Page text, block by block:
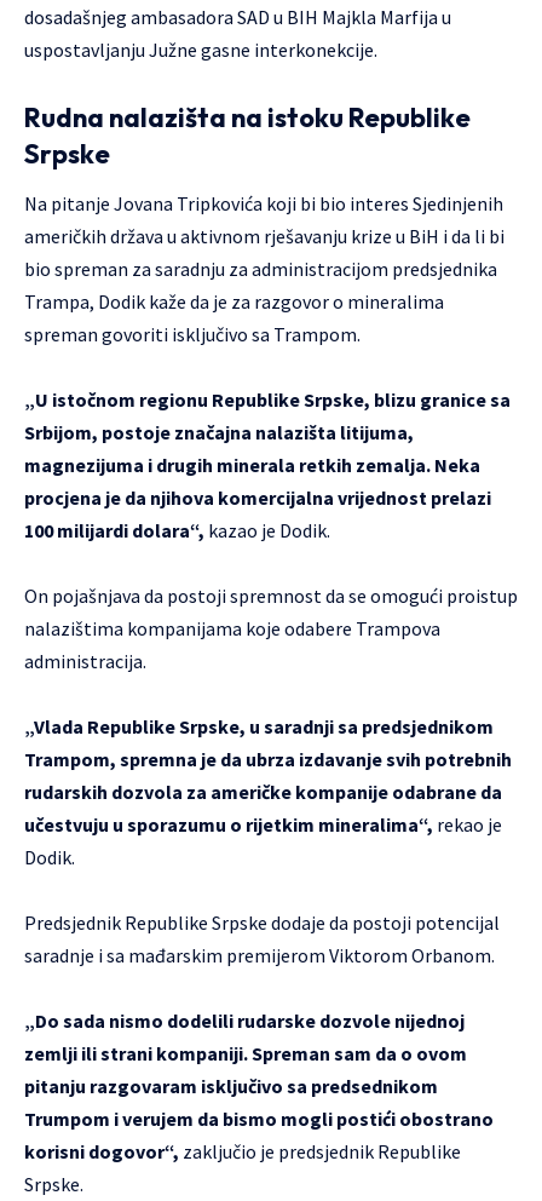
dosadašnjeg ambasadora SAD u BIH Majkla Marfija u
uspostavljanju Južne gasne interkonekcije.
Rudna nalazišta na istoku Republike
Srpske
Na pitanje Jovana Tripkovića koji bi bio interes Sjedinjenih
američkih država u aktivnom rješavanju krize u BiH i da li bi
bio spreman za saradnju za administracijom predsjednika
Trampa, Dodik kaže da je za razgovor o mineralima
spreman govoriti isključivo sa Trampom.
„U istočnom regionu Republike Srpske, blizu granice sa
Srbijom, postoje značajna nalazišta litijuma,
magnezijuma i drugih minerala retkih zemalja. Neka
procjena je da njihova komercijalna vrijednost prelazi
100 milijardi dolara“, kazao je Dodik.
On pojašnjava da postoji spremnost da se omogući proistup
nalazištima kompanijama koje odabere Trampova
administracija.
„Vlada Republike Srpske, u saradnji sa predsjednikom
Trampom, spremna je da ubrza izdavanje svih potrebnih
rudarskih dozvola za američke kompanije odabrane da
učestvuju u sporazumu o rijetkim mineralima“, rekao je
Dodik.
Predsjednik Republike Srpske dodaje da postoji potencijal
saradnje i sa mađarskim premijerom Viktorom Orbanom.
„Do sada nismo dodelili rudarske dozvole nijednoj
zemlji ili strani kompaniji. Spreman sam da o ovom
pitanju razgovaram isključivo sa predsednikom
Trumpom i verujem da bismo mogli postići obostrano
korisni dogovor“, zaključio je predsjednik Republike
Srpske.